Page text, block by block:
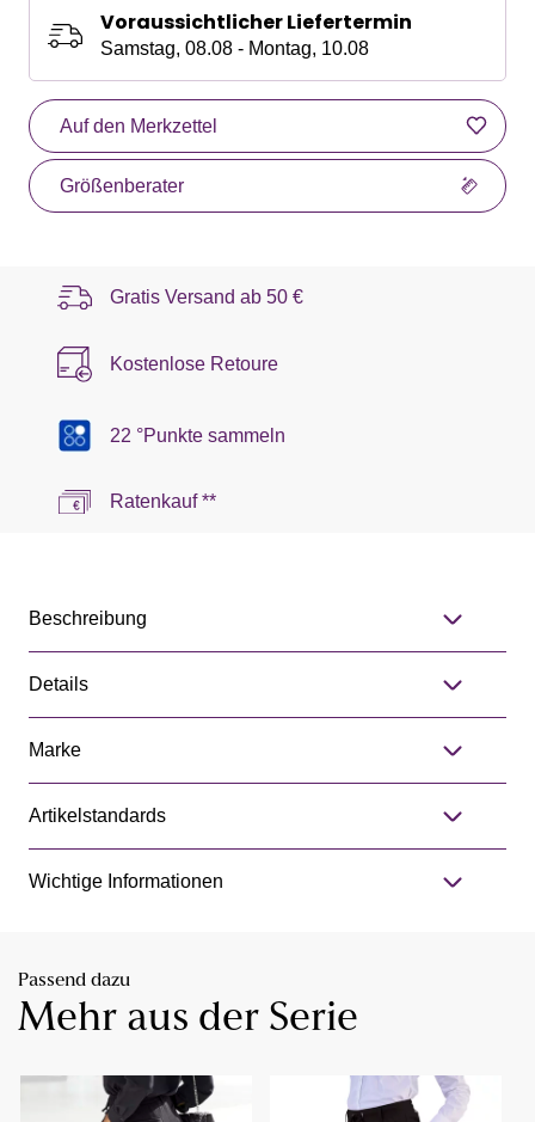
Voraussichtlicher Liefertermin
Samstag, 08.08 - Montag, 10.08
Auf den Merkzettel
Größenberater
Gratis Versand ab 50 €
Kostenlose Retoure
22 °Punkte sammeln
Ratenkauf **
Beschreibung
Details
Marke
Artikelstandards
Wichtige Informationen
Passend dazu
Mehr aus der Serie